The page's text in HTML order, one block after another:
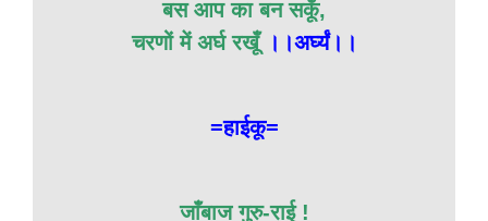
बस आप का बन सकूँ,
चरणों में अर्घ रखूँ ।।अर्घ्यं।।
=हाईकू=
जाँबाज गुरु-राई !